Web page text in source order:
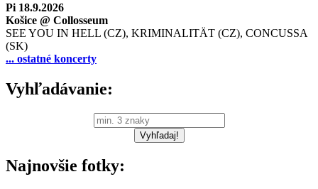
Pi 18.9.2026
Košice @ Collosseum
SEE YOU IN HELL (CZ), KRIMINALITÄT (CZ), CONCUSSA
(SK)
... ostatné koncerty
Vyhľadávanie:
Najnovšie fotky: